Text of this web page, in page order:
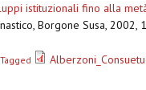
istituzionali fino alla
Borgone Susa,
Tagged